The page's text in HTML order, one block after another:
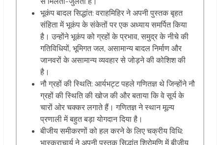
भूकंप बादल सिद्धांत: वराहमिहिर ने अपनी पुस्तक बृहत
संहिता में भूकंप के संकेतों पर एक अध्याय समर्पित किया
है। उन्होंने भूकंप को ग्रहों के प्रभाव, समुद्र के नीचे की
गतिविधियों, भूमिगत जल, असामान्य बादल निर्माण और
जानवरों के असामान्य व्यवहार से जोड़ने की कोशिश की
है।
नौ ग्रहों की स्थिति: आर्यभट्ट पहले गणितज्ञ थे जिन्होंने नौ
ग्रहों की स्थिति की खोज की और बताया कि वे सूर्य के
चारों ओर चक्कर लगाते हैं। गणितज्ञ ने स्थान मूल्य
प्रणाली में बहुत बड़ा योगदान दिया है।
बीजीय समीकरणों को हल करने के लिए चक्रीय विधि: